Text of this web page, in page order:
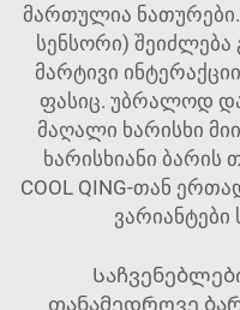
მართულია ნათურები.
სენსორი)
მარტივი
ფასიც. უბრალოდ
მაღალი ხარისხი
ხარისხიანი ბარის
COOL QING-თან
ვარიანტები
თანამედროვე